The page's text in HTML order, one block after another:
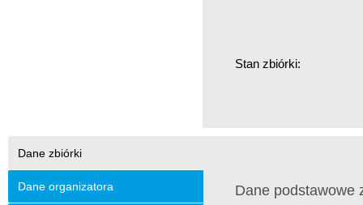
Stan zbiórki:
Dane zbiórki
Dane organizatora Dane podstawowe